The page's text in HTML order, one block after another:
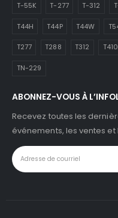
T-55K T-277 T-312
T44H T44P T44W
T277 T288 T312 T410
TN-229
ABONNEZ-VOUS À
Recevez toutes les
événements, les ventes et